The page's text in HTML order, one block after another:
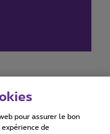
statement
pour assurer le bon
de